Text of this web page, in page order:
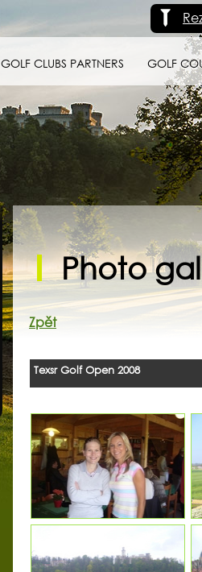
GOLF CLUBS PARTNERS GOLF
Photo
Zpět
Texsr Golf Open 2008